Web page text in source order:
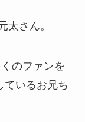
太さん。
のファンを
ているお兄ち